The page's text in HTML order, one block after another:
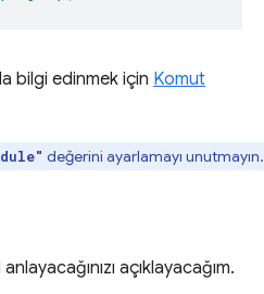
bilgi edinmek için Komut
değerini ayarlamayı unutmayın.
açıklayacağım.